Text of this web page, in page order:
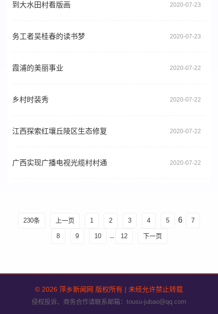
到大水田村看版画 2020-07-23
务工者吴桂春的读书梦 2020-07-23
霞浦的美丽事业 2020-07-22
乡村时装秀 2020-07-22
江西探索红壤丘陵区生态修复 2020-07-22
广西实现广播电视光缆村村通 2020-07-22
230条 上一页 1 2 3 4 5 6 7
8 9 10 .. 12 下一页
© 2026 萍乡新闻网 版权所有 | 未经允许禁止转载
侵权投诉、商务合作请联系邮箱：tousu-jubao@qq.com